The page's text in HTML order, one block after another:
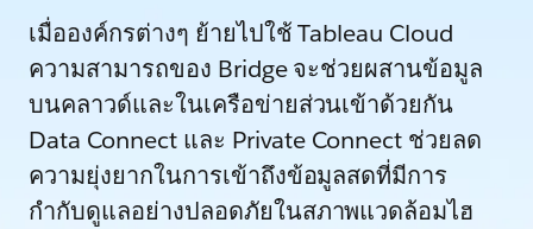
เมื่อองค์กรต่างๆ ย้ายไปใช้ Tableau Cloud
ความสามารถของ Bridge จะช่วยผสานข้อมูล
บนคลาวด์และในเครือข่ายส่วนเข้าด้วยกัน
Data Connect และ Private Connect ช่วยลด
ความยุ่งยากในการเข้าถึงข้อมูลสดที่มีการ
กำกับดูแลอย่างปลอดภัยในสภาพแวดล้อมไฮ